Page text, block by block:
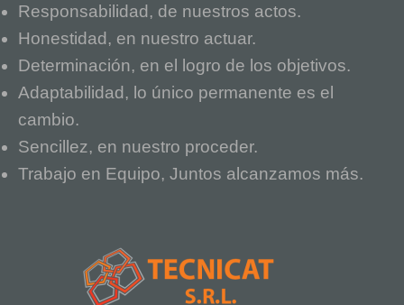
Responsabilidad, de nuestros actos.
Honestidad, en nuestro actuar.
Determinación, en el logro de los objetivos.
Adaptabilidad, lo único permanente es el
cambio.
Sencillez, en nuestro proceder.
Trabajo en Equipo, Juntos alcanzamos más.